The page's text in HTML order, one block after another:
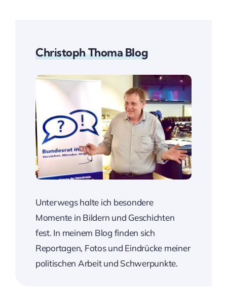
Christoph Thoma Blog
Unterwegs halte ich besondere
Momente in Bildern und Geschichten
fest. In meinem Blog finden sich
Reportagen, Fotos und Eindrücke meiner
politischen Arbeit und Schwerpunkte.